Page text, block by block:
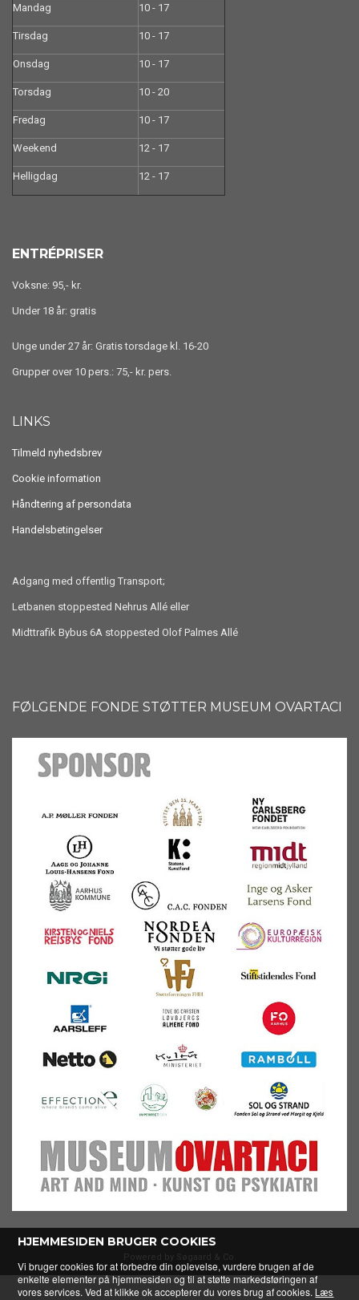
Mandag 10 - 17
Tirsdag 10 - 17
Onsdag 10 - 17
Torsdag 10 - 20
Fredag 10 - 17
Weekend 12 - 17
Helligdag 12 - 17
ENTRÉPRISER
Voksne: 95,- kr.
Under 18 år: gratis
Unge under 27 år: Gratis torsdage kl. 16-20
Grupper over 10 pers.: 75,- kr. pers.
LINKS
Tilmeld nyhedsbrev
Cookie information
Håndtering af persondata
Handelsbetingelser
Adgang med offentlig Transport;
Letbanen stoppested Nehrus Allé eller
Midttrafik Bybus 6A stoppested Olof Palmes Allé
FØLGENDE FONDE STØTTER MUSEUM OVARTACI
Powered by Søgaard & Co.
HJEMMESIDEN BRUGER COOKIES
Vi bruger cookies for at forbedre din oplevelse, vurdere brugen af de
enkelte elementer på hjemmesiden og til at støtte markedsføringen af
vores services. Ved at klikke ok accepterer du vores brug af cookies.Læs